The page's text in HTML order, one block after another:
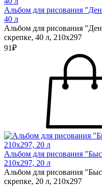
Альбом для рисования
40 л
Альбом для рисования
скрепке, 40 л, 210х297
91₽
Альбом для рисования
210х297, 20 л
Альбом для рисования
скрепке, 20 л, 210х297